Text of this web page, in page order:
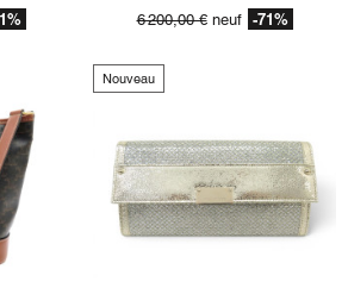
6 200,00 €neuf -71%
Nouveau